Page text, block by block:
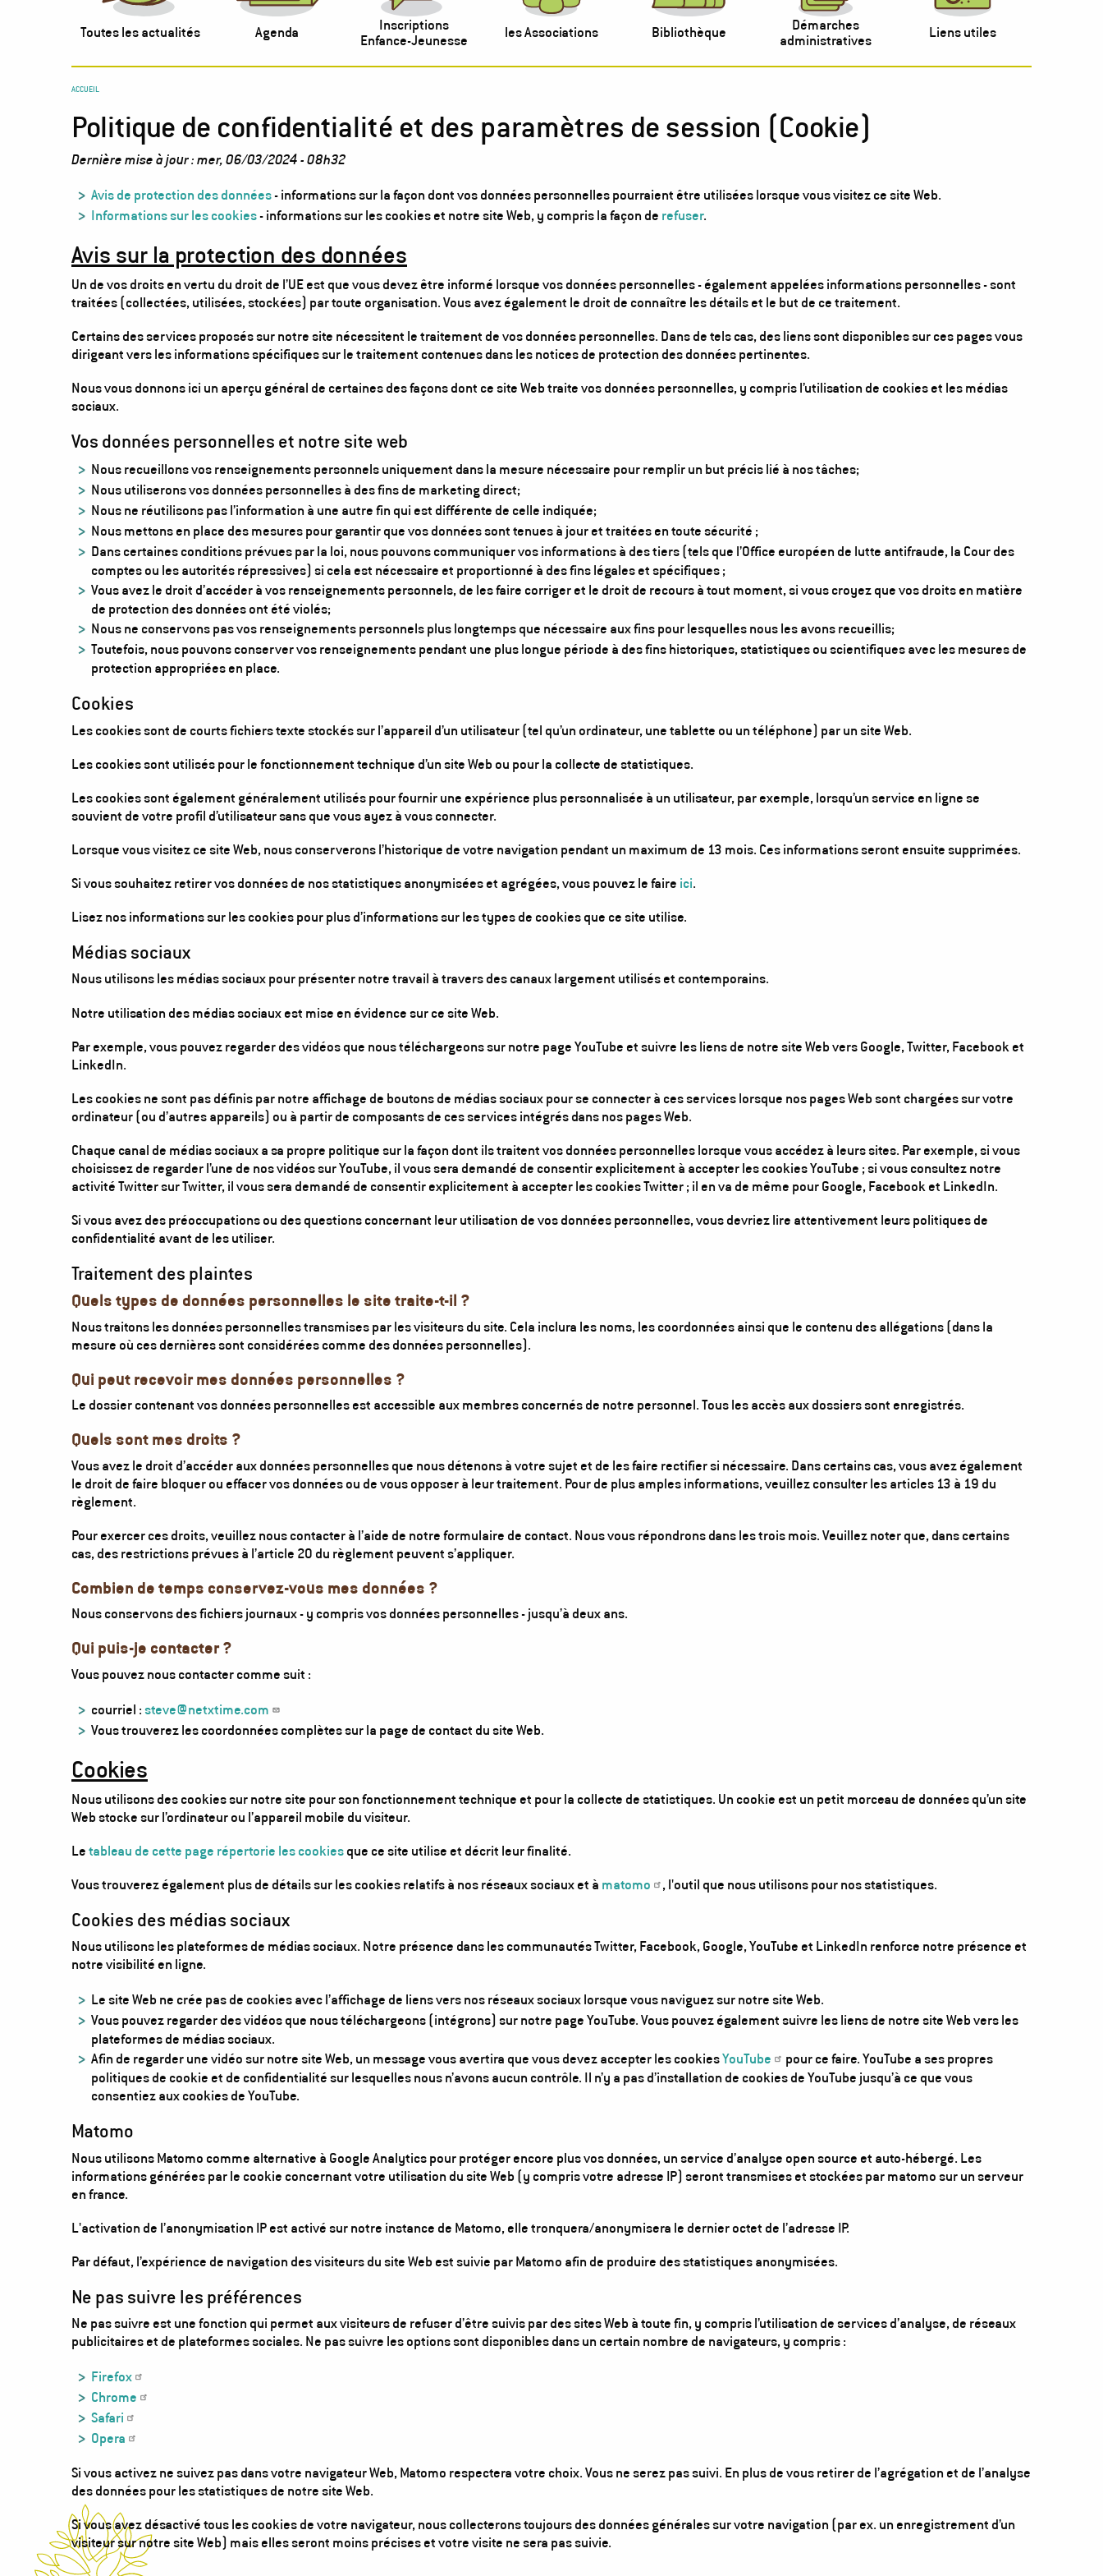
Toutes les actualités Agenda
Inscriptions
Enfance-Jeunesse
les Associations Bibliothèque
Démarches
administratives
Liens utiles
You
are
here
ACCUEIL
Politique de confidentialité et des paramètres de session (Cookie)
Dernière mise à jour : mer, 06/03/2024 - 08h32
Avis de protection des données- informations sur la façon dont vos données personnelles pourraient être utilisées lorsque vous visitez ce site Web.
Informations sur les cookies- informations sur les cookies et notre site Web, y compris la façon de refuser.
Avis sur la protection des données
Un de vos droits en vertu du droit de l’UE est que vous devez être informé lorsque vos données personnelles - également appelées informations personnelles - sont
traitées (collectées, utilisées, stockées) par toute organisation. Vous avez également le droit de connaître les détails et le but de ce traitement.
Certains des services proposés sur notre site nécessitent le traitement de vos données personnelles. Dans de tels cas, des liens sont disponibles sur ces pages vous
dirigeant vers les informations spécifiques sur le traitement contenues dans les notices de protection des données pertinentes.
Nous vous donnons ici un aperçu général de certaines des façons dont ce site Web traite vos données personnelles, y compris l’utilisation de cookies et les médias
sociaux.
Vos données personnelles et notre site web
Nous recueillons vos renseignements personnels uniquement dans la mesure nécessaire pour remplir un but précis lié à nos tâches;
Nous utiliserons vos données personnelles à des fins de marketing direct;
Nous ne réutilisons pas l’information à une autre fin qui est différente de celle indiquée;
Nous mettons en place des mesures pour garantir que vos données sont tenues à jour et traitées en toute sécurité ;
Dans certaines conditions prévues par la loi, nous pouvons communiquer vos informations à des tiers (tels que l’Office européen de lutte antifraude, la Cour des
comptes ou les autorités répressives) si cela est nécessaire et proportionné à des fins légales et spécifiques ;
Vous avez le droit d’accéder à vos renseignements personnels, de les faire corriger et le droit de recours à tout moment, si vous croyez que vos droits en matière
de protection des données ont été violés;
Nous ne conservons pas vos renseignements personnels plus longtemps que nécessaire aux fins pour lesquelles nous les avons recueillis;
Toutefois, nous pouvons conserver vos renseignements pendant une plus longue période à des fins historiques, statistiques ou scientifiques avec les mesures de
protection appropriées en place.
Cookies
Les cookies sont de courts fichiers texte stockés sur l’appareil d’un utilisateur (tel qu’un ordinateur, une tablette ou un téléphone) par un site Web.
Les cookies sont utilisés pour le fonctionnement technique d’un site Web ou pour la collecte de statistiques.
Les cookies sont également généralement utilisés pour fournir une expérience plus personnalisée à un utilisateur, par exemple, lorsqu’un service en ligne se
souvient de votre profil d’utilisateur sans que vous ayez à vous connecter.
Lorsque vous visitez ce site Web, nous conserverons l’historique de votre navigation pendant un maximum de 13 mois. Ces informations seront ensuite supprimées.
Si vous souhaitez retirer vos données de nos statistiques anonymisées et agrégées, vous pouvez le faire ici.
Lisez nos informations sur les cookies pour plus d’informations sur les types de cookies que ce site utilise.
Médias sociaux
Nous utilisons les médias sociaux pour présenter notre travail à travers des canaux largement utilisés et contemporains.
Notre utilisation des médias sociaux est mise en évidence sur ce site Web.
Par exemple, vous pouvez regarder des vidéos que nous téléchargeons sur notre page YouTube et suivre les liens de notre site Web vers Google, Twitter, Facebook et
LinkedIn.
Les cookies ne sont pas définis par notre affichage de boutons de médias sociaux pour se connecter à ces services lorsque nos pages Web sont chargées sur votre
ordinateur (ou d’autres appareils) ou à partir de composants de ces services intégrés dans nos pages Web.
Chaque canal de médias sociaux a sa propre politique sur la façon dont ils traitent vos données personnelles lorsque vous accédez à leurs sites. Par exemple, si vous
choisissez de regarder l’une de nos vidéos sur YouTube, il vous sera demandé de consentir explicitement à accepter les cookies YouTube ; si vous consultez notre
activité Twitter sur Twitter, il vous sera demandé de consentir explicitement à accepter les cookies Twitter ; il en va de même pour Google, Facebook et LinkedIn.
Si vous avez des préoccupations ou des questions concernant leur utilisation de vos données personnelles, vous devriez lire attentivement leurs politiques de
confidentialité avant de les utiliser.
Traitement des plaintes
Quels types de données personnelles le site traite-t-il ?
Nous traitons les données personnelles transmises par les visiteurs du site. Cela inclura les noms, les coordonnées ainsi que le contenu des allégations (dans la
mesure où ces dernières sont considérées comme des données personnelles).
Qui peut recevoir mes données personnelles ?
Le dossier contenant vos données personnelles est accessible aux membres concernés de notre personnel. Tous les accès aux dossiers sont enregistrés.
Quels sont mes droits ?
Vous avez le droit d’accéder aux données personnelles que nous détenons à votre sujet et de les faire rectifier si nécessaire. Dans certains cas, vous avez également
le droit de faire bloquer ou effacer vos données ou de vous opposer à leur traitement. Pour de plus amples informations, veuillez consulter les articles 13 à 19 du
règlement.
Pour exercer ces droits, veuillez nous contacter à l’aide de notre formulaire de contact. Nous vous répondrons dans les trois mois. Veuillez noter que, dans certains
cas, des restrictions prévues à l’article 20 du règlement peuvent s’appliquer.
Combien de temps conservez-vous mes données ?
Nous conservons des fichiers journaux - y compris vos données personnelles - jusqu’à deux ans.
Qui puis-je contacter ?
Vous pouvez nous contacter comme suit :
courriel :steve@netxtime.com
Vous trouverez les coordonnées complètes sur la page de contact du site Web.
Cookies
Nous utilisons des cookies sur notre site pour son fonctionnement technique et pour la collecte de statistiques. Un cookie est un petit morceau de données qu’un site
Web stocke sur l’ordinateur ou l’appareil mobile du visiteur.
Letableau de cette page répertorie les cookiesque ce site utilise et décrit leur finalité.
Vous trouverez également plus de détails sur les cookies relatifs à nos réseaux sociaux et à matomo , l'outil que nous utilisons pour nos statistiques.
Cookies des médias sociaux
Nous utilisons les plateformes de médias sociaux. Notre présence dans les communautés Twitter, Facebook, Google, YouTube et LinkedIn renforce notre présence et
notre visibilité en ligne.
Le site Web ne crée pas de cookies avec l’affichage de liens vers nos réseaux sociaux lorsque vous naviguez sur notre site Web.
Vous pouvez regarder des vidéos que nous téléchargeons (intégrons) sur notre page YouTube. Vous pouvez également suivre les liens de notre site Web vers les
plateformes de médias sociaux.
Afin de regarder une vidéo sur notre site Web, un message vous avertira que vous devez accepter les cookiesYouTube
pour ce faire. YouTube a ses propres
politiques de cookie et de confidentialité sur lesquelles nous n’avons aucun contrôle. Il n’y a pas d’installation de cookies de YouTube jusqu’à ce que vous
consentiez aux cookies de YouTube.
Matomo
Nous utilisons Matomo comme alternative à Google Analytics pour protéger encore plus vos données, un service d’analyse open source et auto-hébergé. Les
informations générées par le cookie concernant votre utilisation du site Web (y compris votre adresse IP) seront transmises et stockées par matomo sur un serveur
en france.
L'activation de l’anonymisation IP est activé sur notre instance de Matomo, elle tronquera/anonymisera le dernier octet de l’adresse IP.
Par défaut, l’expérience de navigation des visiteurs du site Web est suivie par Matomo afin de produire des statistiques anonymisées.
Ne pas suivre les préférences
Ne pas suivre est une fonction qui permet aux visiteurs de refuser d’être suivis par des sites Web à toute fin, y compris l’utilisation de services d’analyse, de réseaux
publicitaires et de plateformes sociales. Ne pas suivre les options sont disponibles dans un certain nombre de navigateurs, y compris :
Firefox
Chrome
Safari
Opera
Si vous activez ne suivez pas dans votre navigateur Web, Matomo respectera votre choix. Vous ne serez pas suivi. En plus de vous retirer de l’agrégation et de l’analyse
des données pour les statistiques de notre site Web.
Si vous avez désactivé tous les cookies de votre navigateur, nous collecterons toujours des données générales sur votre navigation (par ex. un enregistrement d’un
visiteur sur notre site Web) mais elles seront moins précises et votre visite ne sera pas suivie.